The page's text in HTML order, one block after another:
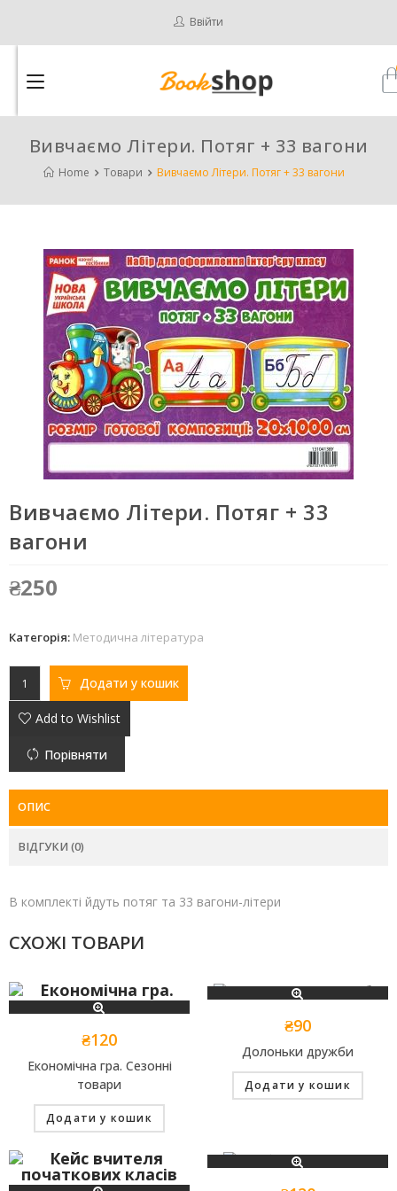
Ввійти
Вивчаємо Літери. Потяг + 33 вагони
Home Товари Вивчаємо Літери. Потяг + 33 вагони
Вивчаємо Літери. Потяг + 33
вагони
₴250
Категорія: Методична література
Додати у кошик
Add to Wishlist
Порівняти
ОПИС
ВІДГУКИ (0)
В комплекті йдуть потяг та 33 вагони-літери
СХОЖІ ТОВАРИ
₴120
Економічна гра. Сезонні
товари
Додати у кошик
₴90
Долоньки дружби
Додати у кошик